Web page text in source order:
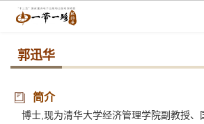
郭迅华
简介
博士,现为清华大学经济管理学院副教授、